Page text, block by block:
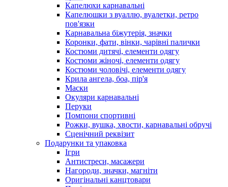
Капелюхи карнавальні
Капелюшки з вуаллю, вуалетки, ретро
пов'язки
Карнавальна біжутерія, значки
Коронки, фати, вінки, чарівні палички
Костюми дитячі, елементи одягу
Костюми жіночі, елементи одягу
Костюми чоловічі, елементи одягу
Крила ангела, боа, пір'я
Маски
Окуляри карнавальні
Перуки
Помпони спортивні
Рожки, вушка, хвости, карнавальні обручі
Сценічний реквізит
Подарунки та упаковка
Ігри
Антистреси, масажери
Нагороди, значки, магніти
Оригінальні канцтовари